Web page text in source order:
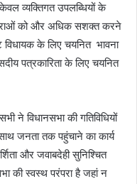
व्यक्तिगत उपलब्धियों के
को और अधिक सशक्त करने
के लिए चयनित भावना
पत्रकारिता के लिए चयनित
ने विधानसभा की गतिविधियों
जनता तक पहुंचाने का कार्य
और जवाबदेही सुनिश्चित
की स्वस्थ परंपरा है जहां न